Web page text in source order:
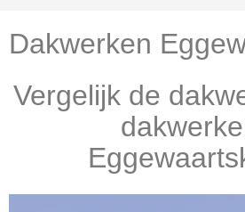
Dakwerken
Vergelijk de